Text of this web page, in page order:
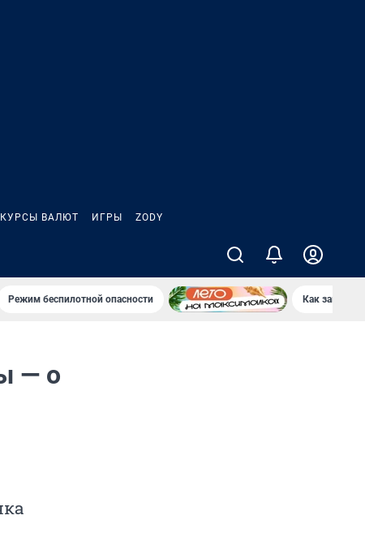
КУРСЫ ВАЛЮТ ИГРЫ ZODY
Режим беспилотной опасности Как заводы
— о